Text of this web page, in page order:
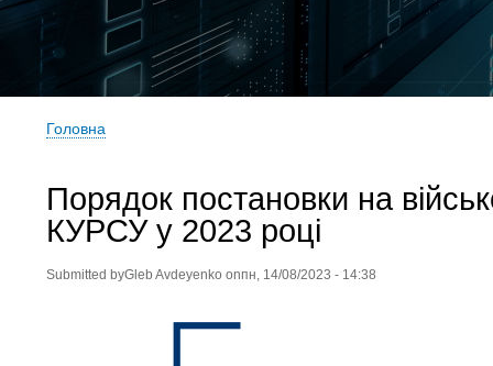
Головна
Порядок постановки на
КУРСУ у 2023 році
Submitted byGleb Avdeyenko onпн, 14/08/2023 - 14:38